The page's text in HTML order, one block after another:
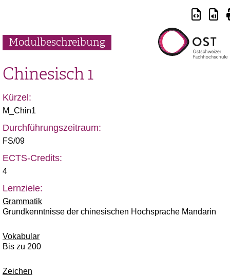
Modulbeschreibung
Chinesisch 1
Kürzel:
M_Chin1
Durchführungszeitraum:
FS/09
ECTS-Credits:
4
Lernziele:
Grammatik
Grundkenntnisse der chinesischen Hochsprache Mandarin
Vokabular
Bis zu 200
Zeichen